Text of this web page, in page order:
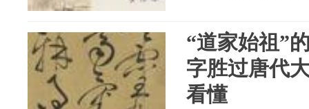
“道家始祖”
字胜过唐代
看懂